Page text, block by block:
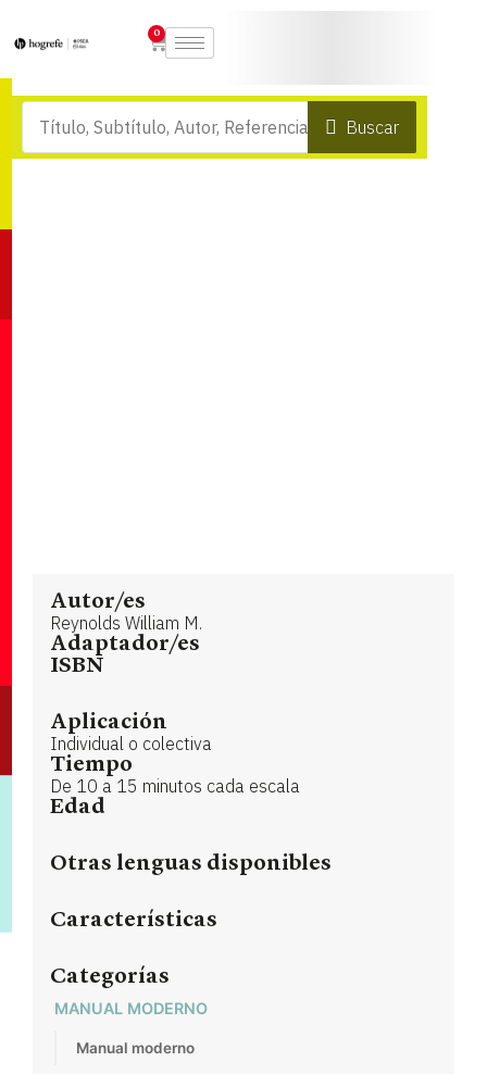
0
Buscar
Autor/es
Reynolds William M.
Adaptador/es
ISBN
Aplicación
Individual o colectiva
Tiempo
De 10 a 15 minutos cada escala
Edad
Otras lenguas disponibles
Características
Categorías
MANUAL MODERNO
Manual moderno